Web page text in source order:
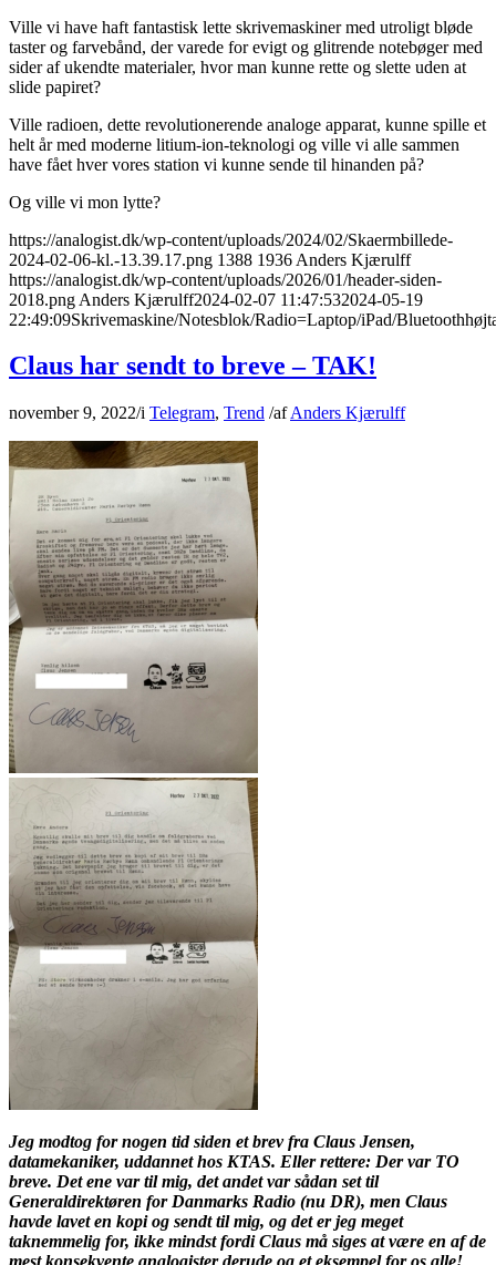
Ville vi have haft fantastisk lette skrivemaskiner med utroligt bløde
taster og farvebånd, der varede for evigt og glitrende notebøger med
sider af ukendte materialer, hvor man kunne rette og slette uden at
slide papiret?
Ville radioen, dette revolutionerende analoge apparat, kunne spille et
helt år med moderne litium-ion-teknologi og ville vi alle sammen
have fået hver vores station vi kunne sende til hinanden på?
Og ville vi mon lytte?
https://analogist.dk/wp-content/uploads/2024/02/Skaermbillede-
2024-02-06-kl.-13.39.17.png 1388 1936 Anders Kjærulff
https://analogist.dk/wp-content/uploads/2026/01/header-siden-
2018.png Anders Kjærulff2024-02-07 11:47:532024-05-19
22:49:09Skrivemaskine/Notesblok/Radio=Laptop/iPad/
Claus har sendt to breve – TAK!
november 9, 2022/i Telegram, Trend /afAnders Kjærulff
Jeg modtog for nogen tid siden et brev fra Claus Jensen,
datamekaniker, uddannet hos KTAS. Eller rettere: Der var TO
breve. Det ene var til mig, det andet var sådan set til
Generaldirektøren for Danmarks Radio (nu DR), men Claus
havde lavet en kopi og sendt til mig, og det er jeg meget
taknemmelig for, ikke mindst fordi Claus må siges at være en af de